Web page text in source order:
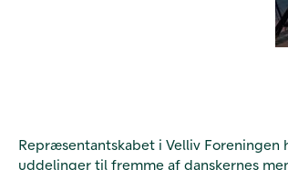
Repræsentantskabet i Velliv
uddelinger til fremme af danskernes